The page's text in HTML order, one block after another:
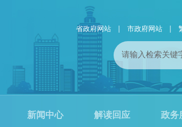
省政府网站 | 市政府网站 |
新闻中心 解读回应 政务